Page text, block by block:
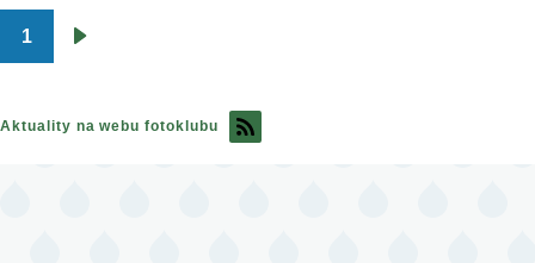
Pagination
1
Aktuality na webu fotoklubu